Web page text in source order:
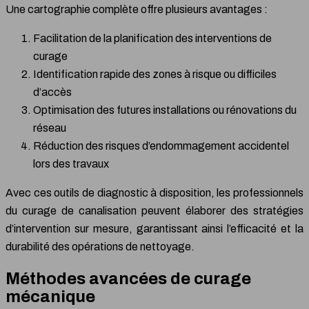
Une cartographie complète offre plusieurs avantages :
Facilitation de la planification des interventions de
curage
Identification rapide des zones à risque ou difficiles
d’accès
Optimisation des futures installations ou rénovations du
réseau
Réduction des risques d’endommagement accidentel
lors des travaux
Avec ces outils de diagnostic à disposition, les professionnels
du curage de canalisation peuvent élaborer des stratégies
d’intervention sur mesure, garantissant ainsi l’efficacité et la
durabilité des opérations de nettoyage.
Méthodes avancées de curage
mécanique